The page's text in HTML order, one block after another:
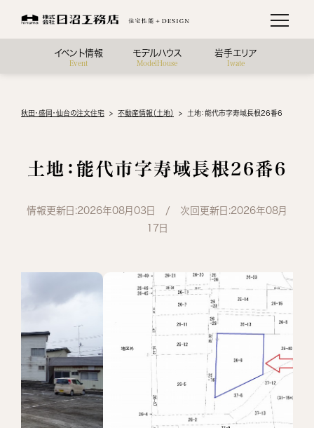
イベント情報
Event
モデルハウス
ModelHouse
岩手エリア
Iwate
秋田・盛岡・仙台の注文住宅 不動産情報（土地） 土地：能代市字寿域長根26番6
土地：能代市字寿域長根26番6
情報更新日:2026年08月03日 / 次回更新日:2026年08月
17日